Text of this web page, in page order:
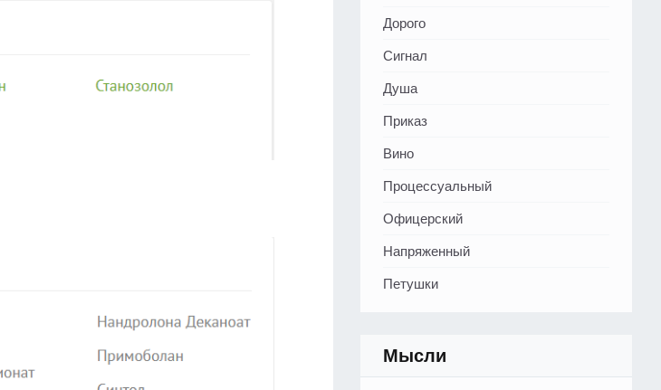
Дорого
Сигнал
Душа
Приказ
Вино
Процессуальный
Офицерский
Напряженный
Петушки
Мысли